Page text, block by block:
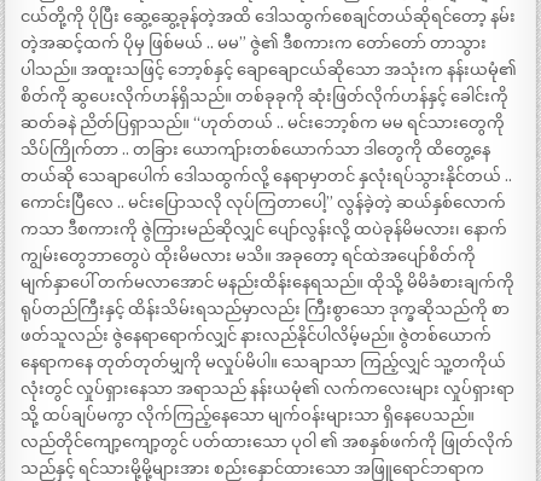
ငယ်တို့ကို ပိုပြီး ဆွေ့ဆွေ့ခုန်တဲ့အထိ ဒေါသထွက်စေချင်တယ်ဆိုရင်တော့ နမ်း
တဲ့အဆင့်ထက် ပိုမှ ဖြစ်မယ် .. မမ” ဇွဲ၏ ဒီစကားက တော်တော် တာသွား
ပါသည်။ အထူးသဖြင့် ဘော့စ်နှင့် ချောချောငယ်ဆိုသော အသုံးက နန်းယမုံ၏
စိတ်ကို ဆွပေးလိုက်ဟန်ရှိသည်။ တစ်ခုခုကို ဆုံးဖြတ်လိုက်ဟန်နှင့် ခေါင်းကို
ဆတ်ခနဲ ညိတ်ပြရှာသည်။ “ဟုတ်တယ် .. မင်းဘော့စ်က မမ ရင်သားတွေကို
သိပ်ကြိုက်တာ .. တခြား ယောကျ်ားတစ်ယောက်သာ ဒါတွေကို ထိတွေ့နေ
တယ်ဆို သေချာပေါက် ဒေါသထွက်လို့ နေရာမှာတင် နှလုံးရပ်သွားနိုင်တယ် ..
ကောင်းပြီလေ .. မင်းပြောသလို လုပ်ကြတာပေါ့” လွန်ခဲ့တဲ့ ဆယ်နှစ်လောက်
ကသာ ဒီစကားကို ဇွဲကြားမည်ဆိုလျှင် ပျော်လွန်းလို့ ထပဲခုန်မိမလား၊ နောက်
ကျွမ်းတွေဘာတွေပဲ ထိုးမိမလား မသိ။ အခုတော့ ရင်ထဲအပျော်စိတ်ကို
မျက်နှာပေါ် တက်မလာအောင် မနည်းထိန်းနေရသည်။ ထိုသို့ မိမိခံစားချက်ကို
ရုပ်တည်ကြီးနှင့် ထိန်းသိမ်းရသည်မှာလည်း ကြီးစွာသော ဒုက္ခဆိုသည်ကို စာ
ဖတ်သူလည်း ဇွဲနေရာရောက်လျှင် နားလည်နိုင်ပါလိမ့်မည်။ ဇွဲတစ်ယောက်
နေရာကနေ တုတ်တုတ်မျှကို မလှုပ်မိပါ။ သေချာသာ ကြည့်လျှင် သူ့တကိုယ်
လုံးတွင် လှုပ်ရှားနေသာ အရာသည် နန်းယမုံ၏ လက်ကလေးများ လှုပ်ရှားရာ
သို့ ထပ်ချပ်မကွာ လိုက်ကြည့်နေသော မျက်ဝန်းများသာ ရှိနေပေသည်။
လည်တိုင်ကျော့ကျော့တွင် ပတ်ထားသော ပုဝါ ၏ အစနှစ်ဖက်ကို ဖြုတ်လိုက်
သည်နှင့် ရင်သားမို့မို့များအား စည်းနှောင်ထားသော အဖြူရောင်ဘရာက